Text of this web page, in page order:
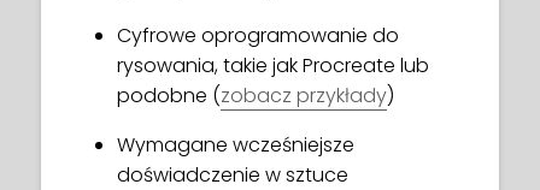
Cyfrowe oprogramowanie do
rysowania, takie jak Procreate lub
podobne (zobacz przykłady)
Wymagane wcześniejsze
doświadczenie w sztuce